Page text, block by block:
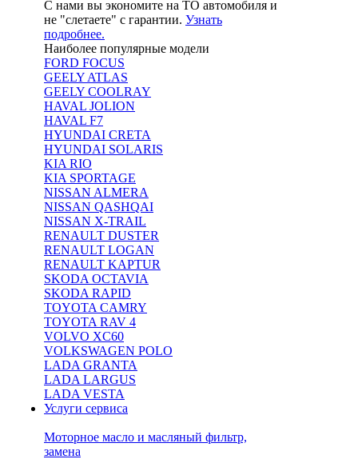
С нами вы экономите на ТО автомобиля и
не "слетаете" с гарантии. Узнать
подробнее.
Наиболее популярные модели
FORD FOCUS
GEELY ATLAS
GEELY COOLRAY
HAVAL JOLION
HAVAL F7
HYUNDAI CRETA
HYUNDAI SOLARIS
KIA RIO
KIA SPORTAGE
NISSAN ALMERA
NISSAN QASHQAI
NISSAN X-TRAIL
RENAULT DUSTER
RENAULT LOGAN
RENAULT KAPTUR
SKODA OCTAVIA
SKODA RAPID
TOYOTA CAMRY
TOYOTA RAV 4
VOLVO XC60
VOLKSWAGEN POLO
LADA GRANTA
LADA LARGUS
LADA VESTA
Услуги сервиса
Моторное масло и масляный фильтр,
замена